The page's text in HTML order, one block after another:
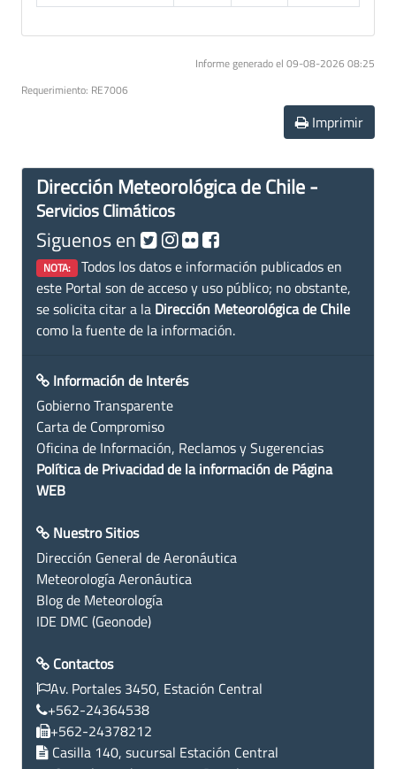
Informe generado el 09-08-2026 08:25
Requerimiento: RE7006
Imprimir
Dirección Meteorológica de Chile -
Servicios Climáticos
Siguenos en
NOTA: Todos los datos e información publicados en
este Portal son de acceso y uso público; no obstante,
se solicita citar a la Dirección Meteorológica de Chile
como la fuente de la información.
Información de Interés
Gobierno Transparente
Carta de Compromiso
Oficina de Información, Reclamos y Sugerencias
Política de Privacidad de la información de Página
WEB
Nuestro Sitios
Dirección General de Aeronáutica
Meteorología Aeronáutica
Blog de Meteorología
IDE DMC (Geonode)
Contactos
Av. Portales 3450, Estación Central
+562-24364538
+562-24378212
Casilla 140, sucursal Estación Central